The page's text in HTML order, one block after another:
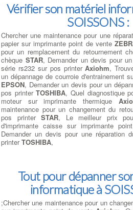
Vérifier son matériel
SOISSONS :
Chercher une maintenance pour une
papier sur imprimante point de vente
pour un remplacement du retournement
chèque STAR, Demander un devis pour
série rs232 sur pos printerAxiohm,
un dépannage de courroie d'entrainement
EPSON, Demander un devis pour un
pos printerTOSHIBA, Quel diagnostique
moteur sur imprimante thermique
maintenance pour un changement du
pos printer STAR, Le meilleur prix
d'imprimante caisse sur imprimante
Demander un devis pour une réparation
printerTOSHIBA,
Tout pour dépanner
informatique à
;Chercher une maintenance pour un